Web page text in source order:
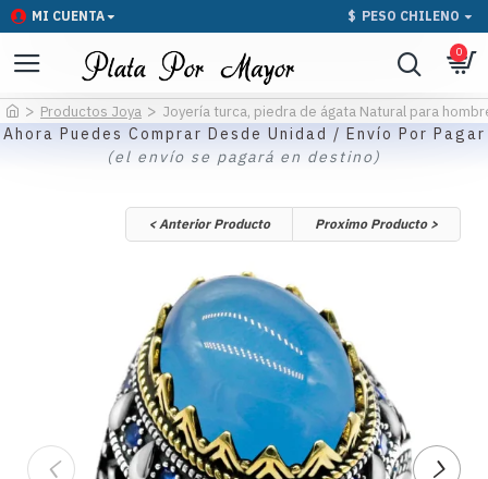
MI CUENTA $ PESO CHILENO
0
Productos Joya Joyería turca, piedra de ágata Natural para
Ahora Puedes Comprar Desde Unidad / Envío Por Pagar
(el envío se pagará en destino)
< Anterior Producto Proximo Producto >